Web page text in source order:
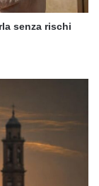
senza rischi